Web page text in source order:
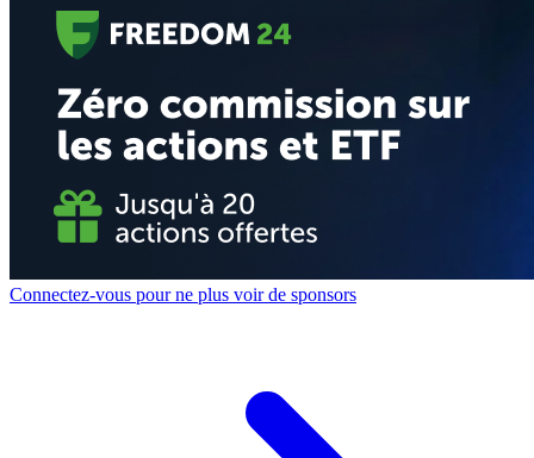
Connectez-vous pour ne plus voir de sponsors